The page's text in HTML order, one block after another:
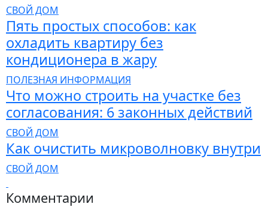
СВОЙ ДОМ
Пять простых способов: как
охладить квартиру без
кондиционера в жару
ПОЛЕЗНАЯ ИНФОРМАЦИЯ
Что можно строить на участке без
согласования: 6 законных действий
СВОЙ ДОМ
Как очистить микроволновку внутри
СВОЙ ДОМ
Комментарии